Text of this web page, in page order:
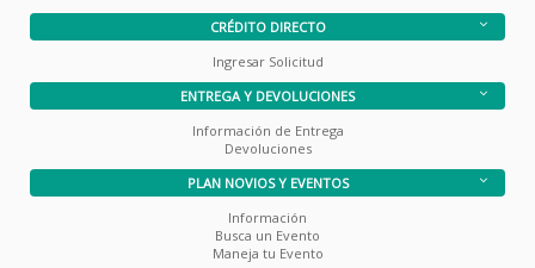
CRÉDITO DIRECTO
Ingresar Solicitud
ENTREGA Y DEVOLUCIONES
Información de Entrega
Devoluciones
PLAN NOVIOS Y EVENTOS
Información
Busca un Evento
Maneja tu Evento